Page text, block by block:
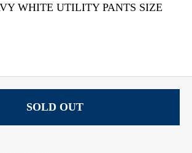
WHITE UTILITY PANTS SIZE
SOLD OUT